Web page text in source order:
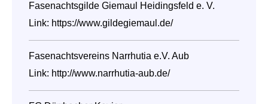
Fasenachtsgilde Giemaul Heidingsfeld e. V.
Link: https://www.gildegiemaul.de/
Fasenachtsvereins Narrhutia e.V. Aub
Link: http://www.narrhutia-aub.de/